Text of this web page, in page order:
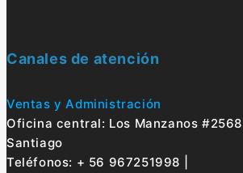
Canales de atención
Ventas y Administración
Oficina central: Los Manzanos
Santiago
Teléfonos: + 56 967251998 |